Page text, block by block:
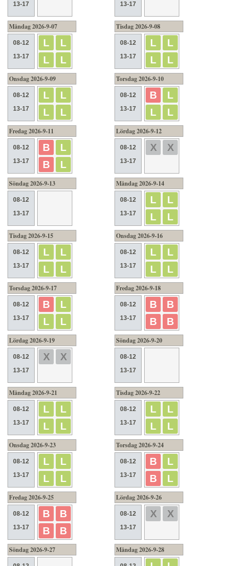
13-17
13-17
Måndag 2026-9-07
08-12
13-17
L
L
L
L
Tisdag 2026-9-08
08-12
13-17
L
L
L
L
Onsdag 2026-9-09
08-12
13-17
L
L
L
L
Torsdag 2026-9-10
08-12
13-17
B
L
L
L
Fredag 2026-9-11
08-12
13-17
B
L
B
L
Lördag 2026-9-12
08-12
13-17
X X
Söndag 2026-9-13
08-12
13-17
Måndag 2026-9-14
08-12
13-17
L
L
L
L
Tisdag 2026-9-15
08-12
13-17
L
L
L
L
Onsdag 2026-9-16
08-12
13-17
L
L
L
L
Torsdag 2026-9-17
08-12
13-17
B
L
L
L
Fredag 2026-9-18
08-12
13-17
B
B
B
B
Lördag 2026-9-19
08-12
13-17
X X
Söndag 2026-9-20
08-12
13-17
Måndag 2026-9-21
08-12
13-17
L
L
L
L
Tisdag 2026-9-22
08-12
13-17
L
L
L
L
Onsdag 2026-9-23
08-12
13-17
L
L
L
L
Torsdag 2026-9-24
08-12
13-17
B
L
B
L
Fredag 2026-9-25
08-12
13-17
B
B
B
B
Lördag 2026-9-26
08-12
13-17
X X
Söndag 2026-9-27 Måndag 2026-9-28